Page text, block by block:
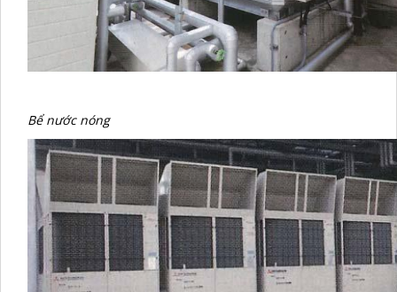
Bể nước nóng